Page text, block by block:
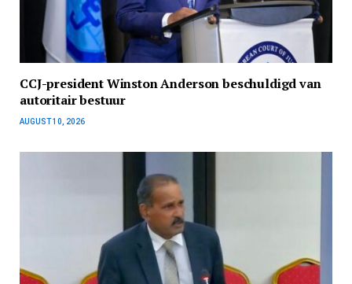
CCJ-president Winston Anderson beschuldigd van
autoritair bestuur
AUGUST 10, 2026